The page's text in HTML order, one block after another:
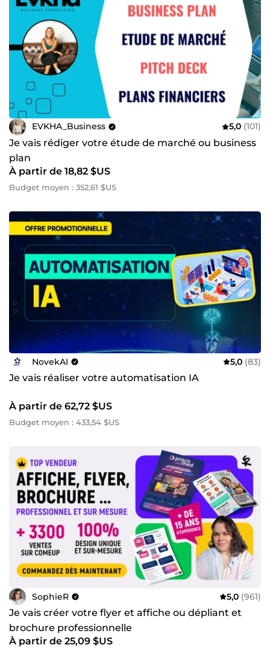
EVKHA_Business 5,0 (101)
Je vais rédiger votre étude de marché ou business
plan
À partir de 18,82 $US
Budget moyen : 352,61 $US
NovekAI 5,0 (83)
Je vais réaliser votre automatisation IA
À partir de 62,72 $US
Budget moyen : 433,54 $US
SophieR 5,0 (961)
Je vais créer votre flyer et affiche ou dépliant et
brochure professionnelle
À partir de 25,09 $US